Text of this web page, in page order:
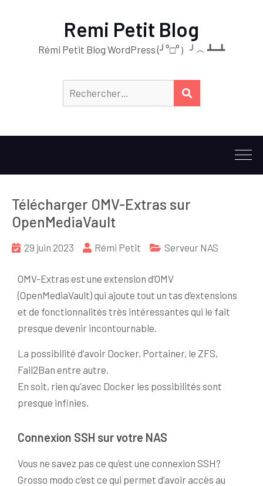
Remi Petit Blog
Rémi Petit Blog WordPress (╯°□°）╯︵ ┻━┻
Télécharger OMV-Extras sur
OpenMediaVault
29 juin 2023 Rémi Petit Serveur NAS
OMV-Extras est une extension d’OMV
(OpenMediaVault) qui ajoute tout un tas d’extensions
et de fonctionnalités très intéressantes qui le fait
presque devenir incontournable.
La possibilité d’avoir Docker, Portainer, le ZFS,
Fail2Ban entre autre.
En soit, rien qu’avec Docker les possibilités sont
presque infinies.
Connexion SSH sur votre NAS
Vous ne savez pas ce qu’est une connexion SSH?
Grosso modo c’est ce qui permet d’avoir accès au